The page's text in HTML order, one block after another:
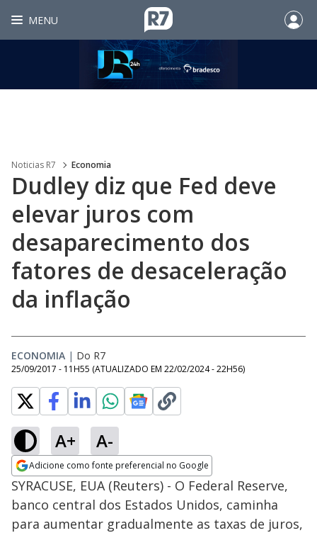
MENU
Noticias R7 Economia
Dudley diz que Fed deve
elevar juros com
desaparecimento dos
fatores de desaceleração
da inflação
ECONOMIA | Do R7
25/09/2017 - 11H55 (ATUALIZADO EM 22/02/2024 - 22H56)
A+ A-
Adicione como fonte preferencial no Google
Opens in new window
SYRACUSE, EUA (Reuters) - O Federal Reserve,
banco central dos Estados Unidos, caminha
para aumentar gradualmente as taxas de juros,